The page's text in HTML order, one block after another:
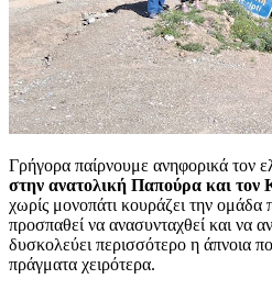
Γρήγορα παίρνουμε ανηφορικά τον
στην ανατολική Παπούρα και τον
χωρίς μονοπάτι κουράζει την ομάδα
προσπαθεί να ανασυνταχθεί και να
δυσκολεύει περισσότερο η άπνοια
πράγματα χειρότερα.